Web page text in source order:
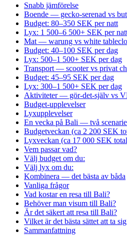
Snabb jämförelse
Boende — gecko-serenad vs
Budget: 80–350 SEK per natt
Lyx: 1 500–6 500+ SEK per
Mat — warung vs white
Budget: 40–100 SEK per dag
Lyx: 500–1 500+ SEK per dag
Transport — scooter vs privat
Budget: 45–95 SEK per dag
Lyx: 300–1 500+ SEK per dag
Aktiviteter — gör-det-själv vs
Budget-upplevelser
Lyxupplevelser
En vecka på Bali — två
Budgetveckan (ca 2 200 SEK
Lyxveckan (ca 17 000 SEK
Vem passar vad?
Välj budget om du:
Välj lyx om du:
Kombinera — det bästa av båda
Vanliga frågor
Vad kostar en resa till Bali?
Behöver man visum till Bali?
Är det säkert att resa till Bali?
Vilket är det bästa sättet att ta
Sammanfattning